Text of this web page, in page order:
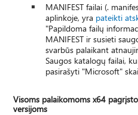
MANIFEST failai (.
aplinkoje, yra pateikti
"Papildoma failų
MANIFEST ir susieti
svarbūs palaikant
Saugos katalogų failai,
pasirašyti "Microsoft"
Visoms palaikomoms x64
versijoms